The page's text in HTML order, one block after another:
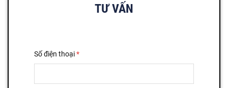
TƯ VẤN